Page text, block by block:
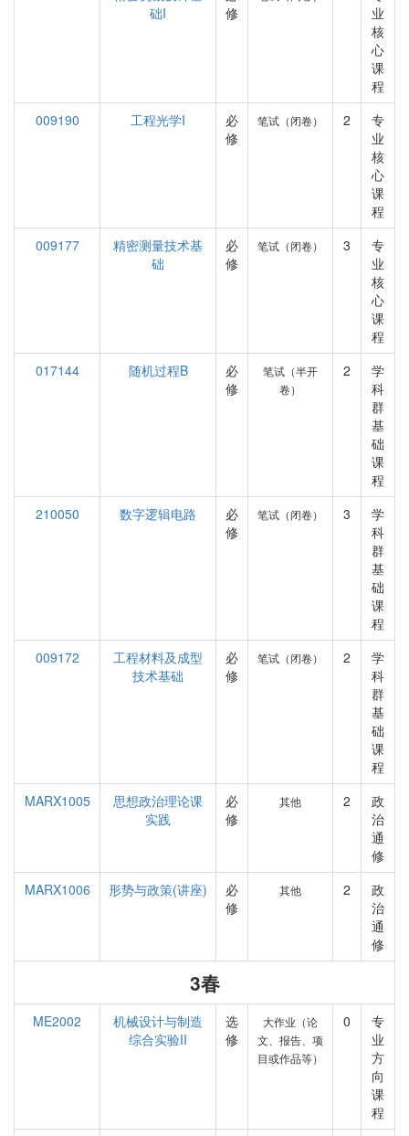
础I
修
业
核
心
课
程
009190
工程光学I
必
修
笔试（闭卷） 2
专
业
核
心
课
程
009177
精密测量技术基
础
必
修
笔试（闭卷） 3
专
业
核
心
课
程
017144
随机过程B
必
修
笔试（半开
卷）
2
学
科
群
基
础
课
程
210050
数字逻辑电路
必
修
笔试（闭卷） 3
学
科
群
基
础
课
程
009172
工程材料及成型
技术基础
必
修
笔试（闭卷） 2
学
科
群
基
础
课
程
MARX1005
思想政治理论课
实践
必
修
其他 2
政
治
通
修
MARX1006
形势与政策(讲座)
必
修
其他 2
政
治
通
修
3春
ME2002
机械设计与制造
综合实验II
选
修
大作业（论
文、报告、项
目或作品等）
0
专
业
方
向
课
程